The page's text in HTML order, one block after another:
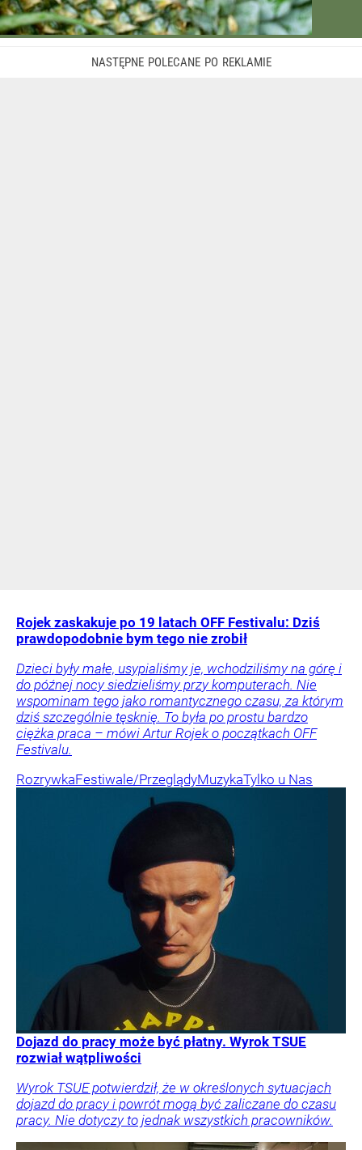
Rojek zaskakuje po 19 latach OFF Festivalu: Dziś
prawdopodobnie bym tego nie zrobił
Dzieci były małe, usypialiśmy je, wchodziliśmy na górę i
do późnej nocy siedzieliśmy przy komputerach. Nie
wspominam tego jako romantycznego czasu, za którym
dziś szczególnie tęsknię. To była po prostu bardzo
ciężka praca – mówi Artur Rojek o początkach OFF
Festivalu.
RozrywkaFestiwale/PrzeglądyMuzykaTylko u Nas
Dojazd do pracy może być płatny. Wyrok TSUE
rozwiał wątpliwości
Wyrok TSUE potwierdził, że w określonych sytuacjach
dojazd do pracy i powrót mogą być zaliczane do czasu
pracy. Nie dotyczy to jednak wszystkich pracowników.